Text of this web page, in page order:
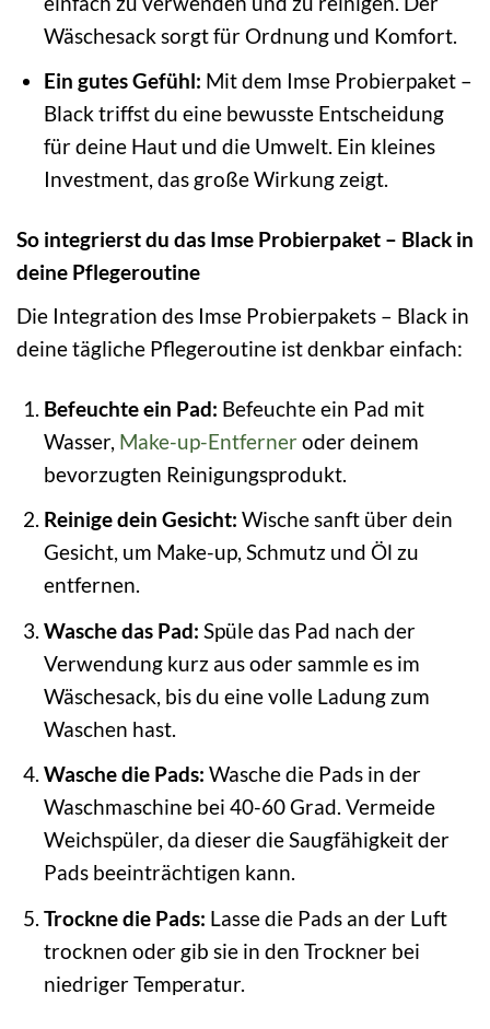
Wäschesack sorgt für Ordnung und Komfort.
Ein gutes Gefühl: Mit dem Imse Probierpaket –
Black triffst du eine bewusste Entscheidung
für deine Haut und die Umwelt. Ein kleines
Investment, das große Wirkung zeigt.
So integrierst du das Imse Probierpaket – Black in
deine Pflegeroutine
Die Integration des Imse Probierpakets – Black in
deine tägliche Pflegeroutine ist denkbar einfach:
Befeuchte ein Pad: Befeuchte ein Pad mit
Wasser, Make-up-Entferneroder deinem
bevorzugten Reinigungsprodukt.
Reinige dein Gesicht: Wische sanft über dein
Gesicht, um Make-up, Schmutz und Öl zu
entfernen.
Wasche das Pad: Spüle das Pad nach der
Verwendung kurz aus oder sammle es im
Wäschesack, bis du eine volle Ladung zum
Waschen hast.
Wasche die Pads: Wasche die Pads in der
Waschmaschine bei 40-60 Grad. Vermeide
Weichspüler, da dieser die Saugfähigkeit der
Pads beeinträchtigen kann.
Trockne die Pads: Lasse die Pads an der Luft
trocknen oder gib sie in den Trockner bei
niedriger Temperatur.